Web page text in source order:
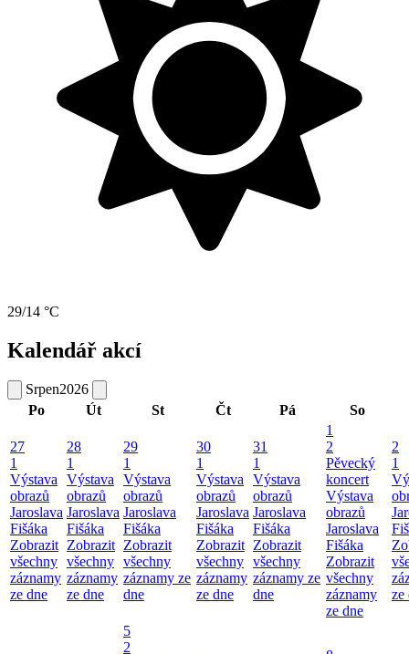
29/14 °C
Kalendář akcí
Srpen2026
Po
Út St Čt Pá So
27
1
Výstava
obrazů
Jaroslava
Fišáka
Zobrazit
všechny
záznamy
ze dne
28
1
Výstava
obrazů
Jaroslava
Fišáka
Zobrazit
všechny
záznamy
ze dne
29
1
Výstava
obrazů
Jaroslava
Fišáka
Zobrazit
všechny
záznamy ze
dne
30
1
Výstava
obrazů
Jaroslava
Fišáka
Zobrazit
všechny
záznamy
ze dne
31
1
Výstava
obrazů
Jaroslava
Fišáka
Zobrazit
všechny
záznamy ze
dne
1
2
Pěvecký
koncert
Výstava
obrazů
Jaroslava
Fišáka
Zobrazit
všechny
záznamy
ze dne
2
1
ze
5
2